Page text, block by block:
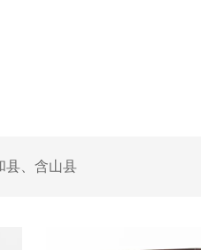
县、含山县